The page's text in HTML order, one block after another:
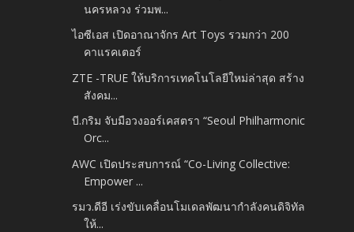
นครหลวง ร่วมพ...
ไอซีเอส เปิดอาณาจักร Art Toys รวมกว่า 200
คาแรคเตอร์
ZTE -TRUE ให้บริการเทคโนโลยีใหม่ล่าสุด สร้าง
สังคม...
บี.กริม จับมือวงออร์เคสตรา “Seoul Philharmonic
Orc...
AWC เปิดประสบการณ์ “Co-Living Collective:
Empower ...
รมว.ดีอี เร่งขับเคลื่อนโมเดลพัฒนากำลังคนดิจิทัล
ให้...